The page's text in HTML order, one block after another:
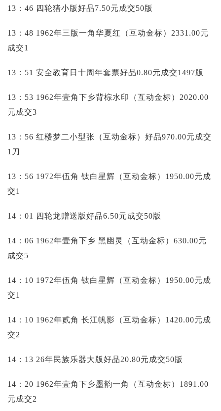
13：46 四轮猪小版好品7.50元成交50版
13：48 1962年三版一角华夏红（互动金标）2331.00元
成交1
13：51 安全教育日十周年套票好品0.80元成交1497版
13：53 1962年壹角下乡背棕水印（互动金标）2020.00
元成交3
13：56 红楼梦二小型张（互动金标）好品970.00元成交
1刀
13：56 1972年伍角 钛白星辉（互动金标）1950.00元成
交1
14：01 四轮龙赠送版好品6.50元成交50版
14：06 1962年壹角下乡 黑幽灵（互动金标）630.00元
成交5
14：10 1972年伍角 钛白星辉（互动金标）1950.00元成
交1
14：10 1962年贰角 长江帆影（互动金标）1420.00元成
交2
14：13 26年民族乐器大版好品20.80元成交50版
14：20 1962年壹角下乡墨韵一角（互动金标）1891.00
元成交2